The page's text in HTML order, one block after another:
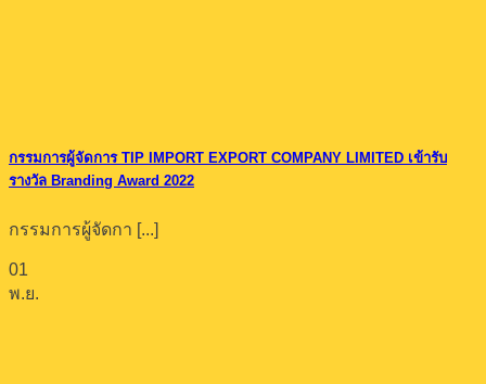
กรรมการผู้จัดการ TIP IMPORT EXPORT COMPANY LIMITED เข้ารับ
รางวัล Branding Award 2022
กรรมการผู้จัดกา [...]
01
พ.ย.